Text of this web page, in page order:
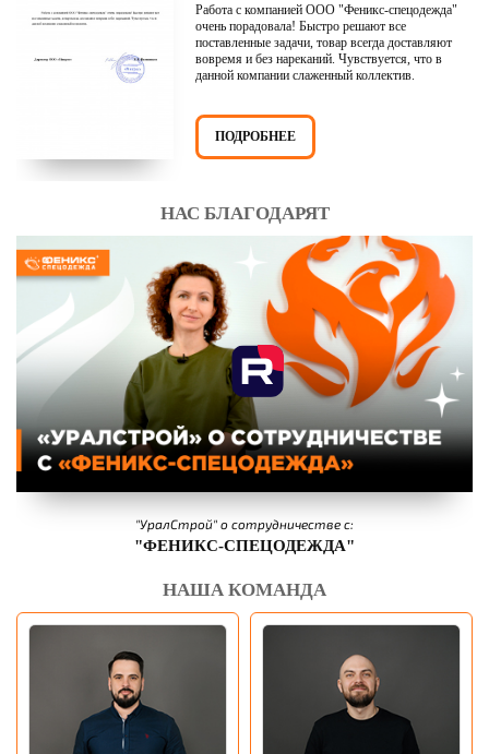
Работа с компанией ООО "Феникс-спецодежда"
очень порадовала! Быстро решают все
поставленные задачи, товар всегда доставляют
вовремя и без нареканий. Чувствуется, что в
данной компании слаженный коллектив.
ПОДРОБНЕЕ
НАС БЛАГОДАРЯТ
"УралСтрой" о сотрудничестве с:
"ФЕНИКС-СПЕЦОДЕЖДА"
НАША КОМАНДА